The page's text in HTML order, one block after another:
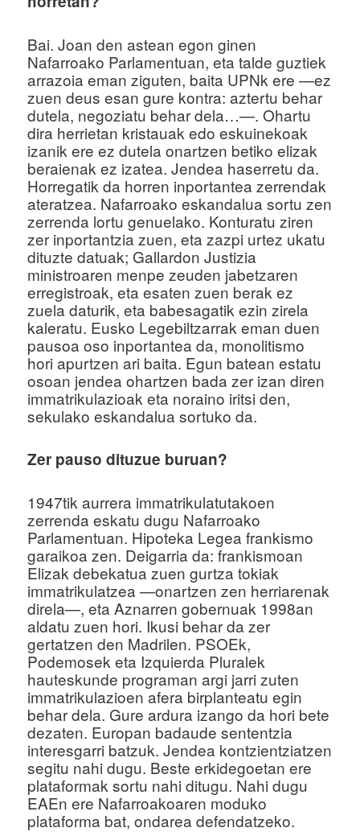
Bai. Joan den astean egon ginen
Nafarroako Parlamentuan, eta talde guztiek
arrazoia eman ziguten, baita UPNk ere —ez
zuen deus esan gure kontra: aztertu behar
dutela, negoziatu behar dela…—. Ohartu
dira herrietan kristauak edo eskuinekoak
izanik ere ez dutela onartzen betiko elizak
beraienak ez izatea. Jendea haserretu da.
Horregatik da horren inportantea zerrendak
ateratzea. Nafarroako eskandalua sortu zen
zerrenda lortu genuelako. Konturatu ziren
zer inportantzia zuen, eta zazpi urtez ukatu
dituzte datuak; Gallardon Justizia
ministroaren menpe zeuden jabetzaren
erregistroak, eta esaten zuen berak ez
zuela daturik, eta babesagatik ezin zirela
kaleratu. Eusko Legebiltzarrak eman duen
pausoa oso inportantea da, monolitismo
hori apurtzen ari baita. Egun batean estatu
osoan jendea ohartzen bada zer izan diren
immatrikulazioak eta noraino iritsi den,
sekulako eskandalua sortuko da.
Zer pauso dituzue buruan?
1947tik aurrera immatrikulatutakoen
zerrenda eskatu dugu Nafarroako
Parlamentuan. Hipoteka Legea frankismo
garaikoa zen. Deigarria da: frankismoan
Elizak debekatua zuen gurtza tokiak
immatrikulatzea —onartzen zen herriarenak
direla—, eta Aznarren gobernuak 1998an
aldatu zuen hori. Ikusi behar da zer
gertatzen den Madrilen. PSOEk,
Podemosek eta Izquierda Pluralek
hauteskunde programan argi jarri zuten
immatrikulazioen afera birplanteatu egin
behar dela. Gure ardura izango da hori bete
dezaten. Europan badaude sententzia
interesgarri batzuk. Jendea kontzientziatzen
segitu nahi dugu. Beste erkidegoetan ere
plataformak sortu nahi ditugu. Nahi dugu
EAEn ere Nafarroakoaren moduko
plataforma bat, ondarea defendatzeko.